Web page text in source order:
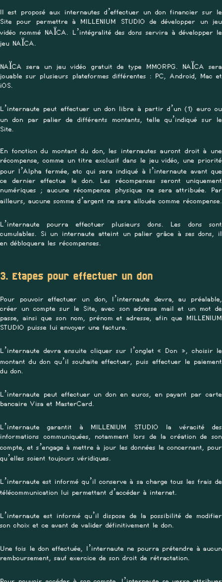
Il est proposé aux internautes d’effectuer un don financier sur le
Site pour permettre à MILLENIUM STUDIO de développer un jeu
vidéo nommé NAÏCA. L’intégralité des dons servira à développer le
jeu NAÏCA.
NAÏCA sera un jeu vidéo gratuit de type MMORPG. NAÏCA sera
jouable sur plusieurs plateformes différentes : PC, Android, Mac et
iOS.
L’internaute peut effectuer un don libre à partir d’un (1) euro ou
un don par palier de différents montants, telle qu’indiqué sur le
Site.
En fonction du montant du don, les internautes auront droit à une
récompense, comme un titre exclusif dans le jeu vidéo, une priorité
pour l’Alpha fermée, etc qui sera indiqué à l’internaute avant que
ce dernier effectue le don. Les récompenses seront uniquement
numériques ; aucune récompense physique ne sera attribuée. Par
ailleurs, aucune somme d’argent ne sera allouée comme récompense.
L’internaute pourra effectuer plusieurs dons. Les dons sont
cumulables. Si un internaute atteint un palier grâce à ses dons, il
en débloquera les récompenses.
3. Etapes pour effectuer un don
Pour pouvoir effectuer un don, l’internaute devra, au préalable,
créer un compte sur le Site, avec son adresse mail et un mot de
passe, ainsi que son nom, prénom et adresse, afin que MILLENIUM
STUDIO puisse lui envoyer une facture.
L’internaute devra ensuite cliquer sur l’onglet « Don », choisir le
montant du don qu’il souhaite effectuer, puis effectuer le paiement
du don.
L’internaute peut effectuer un don en euros, en payant par carte
bancaire Visa et MasterCard.
L’internaute garantit à MILLENIUM STUDIO la véracité des
informations communiquées, notamment lors de la création de son
compte, et s’engage à mettre à jour les données le concernant, pour
qu’elles soient toujours véridiques.
L’internaute est informé qu’il conserve à sa charge tous les frais de
télécommunication lui permettant d’accéder à internet.
L’internaute est informé qu’il dispose de la possibilité de modifier
son choix et ce avant de valider définitivement le don.
Une fois le don effectuée, l’internaute ne pourra prétendre à aucun
remboursement, sauf exercice de son droit de rétractation.